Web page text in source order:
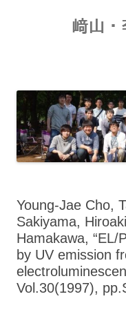
プ
﨑山・
Young-Jae Cho,
Sakiyama,
Hamakawa, “EL/
by UV emission
Vol.30(1997),